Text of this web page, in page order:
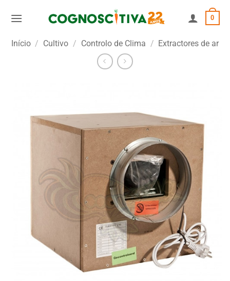
0
Início / Cultivo / Controlo de Clima / Extractores de ar